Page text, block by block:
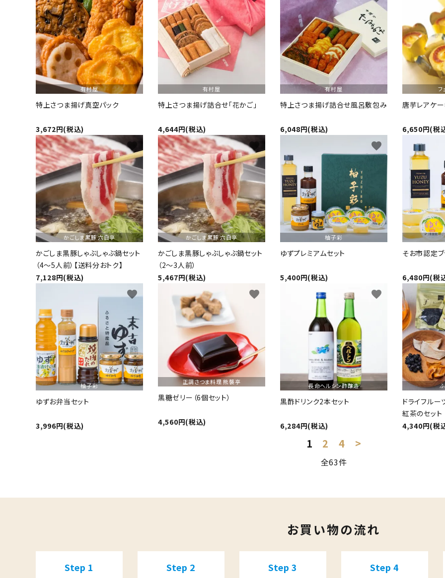
有村屋
特上さつま揚げ真空パック
3,672円(税込)
有村屋
特上さつま揚げ詰合せ「花かご」
4,644円(税込)
有村屋
特上さつま揚げ詰合せ風呂敷包み
6,048円(税込)
フ
唐芋レアケー
6,650円(税
かごしま黒豚 六白亭
かごしま黒豚しゃぶしゃぶ鍋セット
（4～5人前）【送料分おトク】
7,128円(税込)
favorite
かごしま黒豚 六白亭
かごしま黒豚しゃぶしゃぶ鍋セット
（2～3人前）
5,467円(税込)
favorite
柚子彩
ゆずプレミアムセット
5,400円(税込)
favorite
そお市認定ブ
6,480円(税
柚子彩
ゆずお弁当セット
3,996円(税込)
favorite
正調さつま料理 熊襲亭
黒糖ゼリー（6個セット）
4,560円(税込)
favorite
長命ヘルシン酢醸造
黒酢ドリンク2本セット
6,284円(税込)
favorite
ドライフルー
紅茶のセット
4,340円(税
1 2 4 >
全63件
お買い物の流れ
Step 1 Step 2 Step 3 Step 4